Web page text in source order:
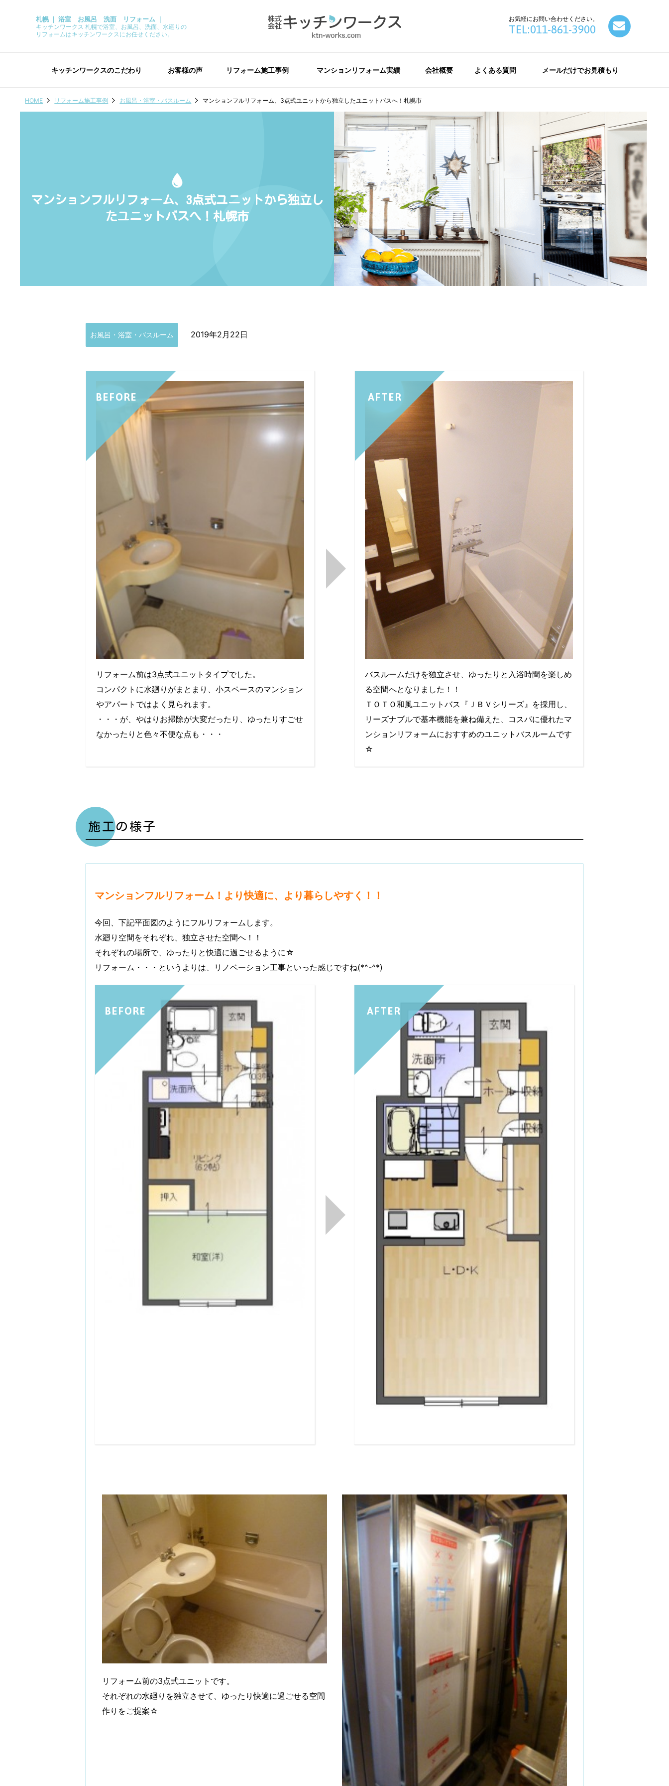
札幌 ｜ 浴室 お風呂 洗面 リフォーム ｜
キッチンワークス 札幌で浴室、お風呂、洗面、水廻りの
リフォームはキッチンワークスにお任せください。
お気軽にお問い合わせください。
TEL:011-861-3900
キッチンワークスのこだわり お客様の声 リフォーム施工事例 マンションリフォーム実績 会社概要 よくある質問 メールだけでお見積もり
HOME リフォーム施工事例 お風呂・浴室・バスルーム マンションフルリフォーム、3点式ユニットから独立したユニットバスへ！札幌市
マンションフルリフォーム、3点式ユニットから独立し
たユニットバスへ！札幌市
お風呂・浴室・バスルーム 2019年2月22日
BEFORE
リフォーム前は3点式ユニットタイプでした。
コンパクトに水廻りがまとまり、小スペースのマンション
やアパートではよく見られます。
・・・が、やはりお掃除が大変だったり、ゆったりすごせ
なかったりと色々不便な点も・・・
AFTER
バスルームだけを独立させ、ゆったりと入浴時間を楽しめ
る空間へとなりました！！
ＴＯＴＯ和風ユニットバス『ＪＢＶシリーズ』を採用し、
リーズナブルで基本機能を兼ね備えた、コスパに優れたマ
ンションリフォームにおすすめのユニットバスルームです
☆
施工の様子
マンションフルリフォーム！より快適に、より暮らしやすく！！
今回、下記平面図のようにフルリフォームします。
水廻り空間をそれぞれ、独立させた空間へ！！
それぞれの場所で、ゆったりと快適に過ごせるように☆
リフォーム・・・というよりは、リノベーション工事といった感じですね(*^-^*)
BEFORE AFTER
リフォーム前の3点式ユニットです。
それぞれの水廻りを独立させて、ゆったり快適に過ごせる空間
作りをご提案☆